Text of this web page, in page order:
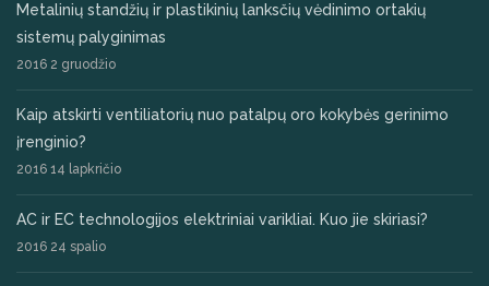
Metalinių standžių ir plastikinių lanksčių vėdinimo ortakių
sistemų palyginimas
2016 2 gruodžio
Kaip atskirti ventiliatorių nuo patalpų oro kokybės gerinimo
įrenginio?
2016 14 lapkričio
AC ir EC technologijos elektriniai varikliai. Kuo jie skiriasi?
2016 24 spalio